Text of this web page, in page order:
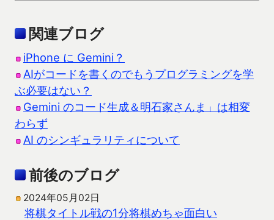
関連ブログ
iPhone に Gemini？
AIがコードを書くのでもうプログラミングを学
ぶ必要はない？
Gemini のコード生成＆明石家さんま」は相変
わらず
AI のシンギュラリティについて
前後のブログ
2024年05月02日
将棋タイトル戦の1分将棋めちゃ面白い